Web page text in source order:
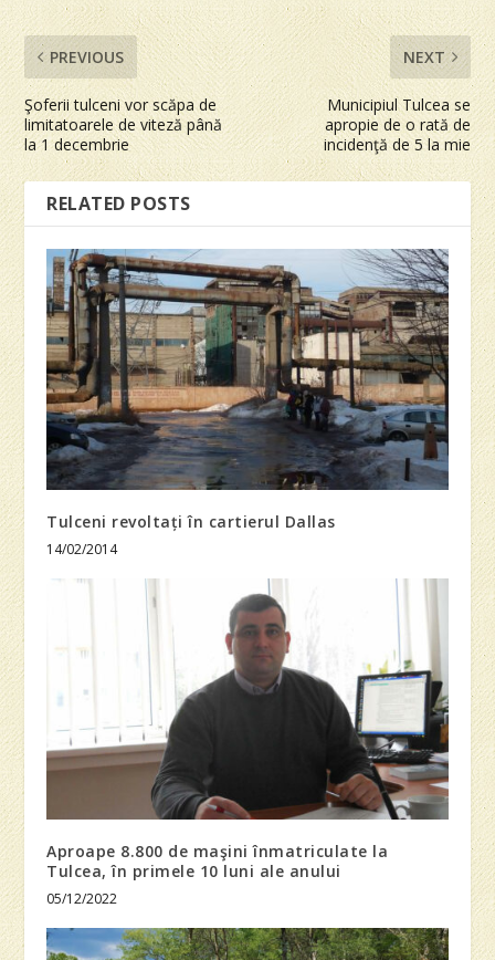
PREVIOUS
Şoferii tulceni vor scăpa de
limitatoarele de viteză până
la 1 decembrie
NEXT
Municipiul Tulcea se
apropie de o rată de
incidenţă de 5 la mie
RELATED POSTS
Tulceni revoltați în cartierul Dallas
14/02/2014
Aproape 8.800 de maşini înmatriculate la
Tulcea, în primele 10 luni ale anului
05/12/2022